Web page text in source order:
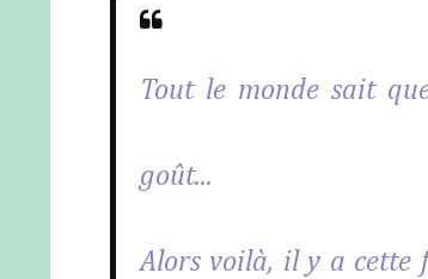
Tout le monde sait
goût...
Alors voilà, il y a cette